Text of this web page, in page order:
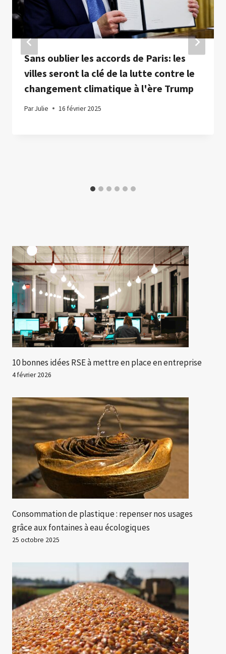
Sans oublier les accords de Paris: les
villes seront la clé de la lutte contre le
changement climatique à l'ère Trump
ParJulie 16 février 2025
10 bonnes idées RSE à mettre en place en entreprise
4 février 2026
Consommation de plastique : repenser nos usages
grâce aux fontaines à eau écologiques
25 octobre 2025